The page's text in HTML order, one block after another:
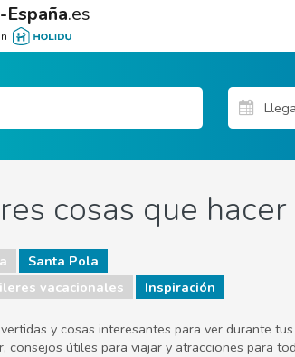
España.es
cosas que
Santa Pola
vacacionales Inspiración
y cosas interesantes para ver durante
consejos útiles para viajar y atracciones para